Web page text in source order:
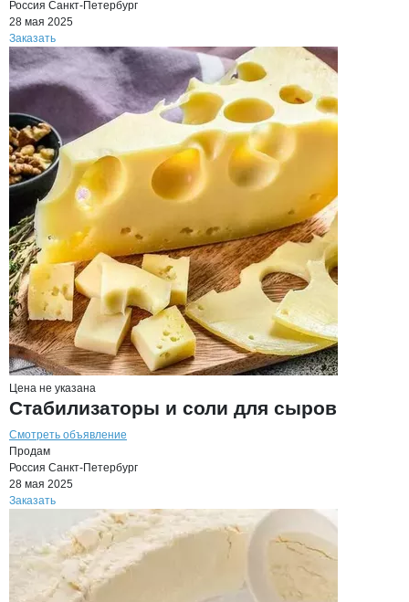
Россия Санкт-Петербург
28 мая 2025
Заказать
Цена не указана
Стабилизаторы и соли для сыров
Смотреть объявление
Продам
Россия Санкт-Петербург
28 мая 2025
Заказать